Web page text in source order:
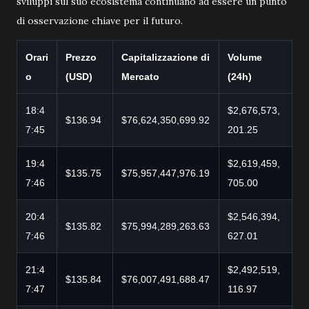
di osservazione chiave per il futuro.
Orari
o
Prezzo
(USD)
Capitalizzazione di
Mercato
Volume
(24h)
18:4
7:45
$136.94 $76,624,350,699.92
$2,676,573,
201.25
19:4
7:46
$135.75 $75,957,447,976.19
$2,619,459,
705.00
20:4
7:46
$135.82 $75,994,289,263.63
$2,546,394,
627.01
21:4
7:47
$135.84 $76,007,491,688.47
$2,492,519,
116.97